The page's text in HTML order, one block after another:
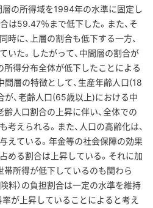
層の所得域を1994年の水準に固定し
は59.47％まで低下した。また、そ
に、上層の割合も低下する一方、
いた。したがって、中間層の割合が
所得分布全体が低下したことによる
間層の特徴として、生産年齢人口(18
、老齢人口(65歳以上)における中
齢人口割合の上昇に伴い、全体での
えられる。また、人口の高齢化は、
えている。年金等の社会保障の効果
める割合は上昇している。それに加
帯所得が低下しているのも関わら
料）の負担割合は一定の水準を維持
率が上昇していることによると考え